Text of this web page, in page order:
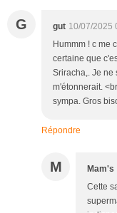
G gut 10/07/2025
Hummm ! c me
certaine que
Sriracha,. Je ne
m'étonnerait.
sympa. Gros
Répondre
M Mam's
Cette